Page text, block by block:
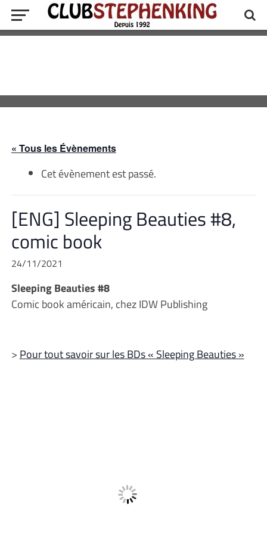
« Tous les Évènements
Cet évènement est passé.
[ENG] Sleeping Beauties #8,
comic book
24/11/2021
Sleeping Beauties #8
Comic book américain, chez IDW Publishing
> Pour tout savoir sur les BDs « Sleeping Beauties »